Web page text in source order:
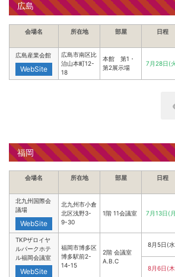
広島
会場名 所在地 部屋 日程
広島産業会館
WebSite
広島市南区比
治山本町12-
18
本館 第1・
第2展示場
7月28日(
福岡
会場名 所在地 部屋 日程
北九州国際会
議場
WebSite
北九州市小倉
北区浅野3-
9-30
1階 11会議室 7月13日(
TKPザロイヤ
ルパークホテ
ル福岡会議室
WebSite
福岡市博多区
博多駅前2-
14-15
2階 会議室
A.B.C
8月5日(
8月6日(